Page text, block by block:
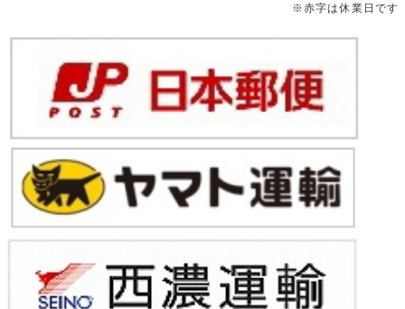
※赤字は休業日です